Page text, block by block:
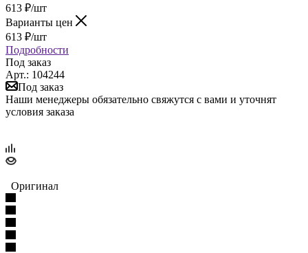
613 ₽/шт
Варианты цен
613 ₽/шт
Подробности
Под заказ
Арт.: 104244
Под заказ
Наши менеджеры обязательно свяжутся с вами и уточнят
условия заказа
Оригинал